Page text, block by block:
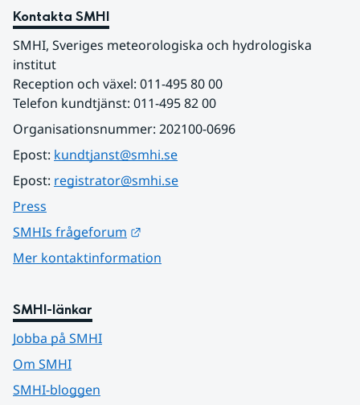
Kontakta SMHI
SMHI, Sveriges meteorologiska och hydrologiska
institut
Reception och växel: 011-495 80 00
Telefon kundtjänst: 011-495 82 00
Organisationsnummer: 202100-0696
Epost: kundtjanst@smhi.se
Epost: registrator@smhi.se
Press
SMHIs frågeforum
Mer kontaktinformation
SMHI-länkar
Jobba på SMHI
Om SMHI
SMHI-bloggen